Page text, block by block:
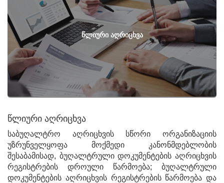
ᲬᲚᲘᲣᲠᲘ ᲐᲦᲠᲘᲪᲮᲕᲐ
წლიური აღრიცხვა
საბუღალტრო აღრიცხვის სწორი ორგანიზაციის
უზრუნველყოფა მოქმედი კანონმდებლობის
შესაბამისად, ბუღალტრული დოკუმენტების აღრიცხვის
რეგისტრების დროული წარმოება; ბუღალტრული
დოკუმენტების აღრიცხვის რეგისტრების წარმოება და